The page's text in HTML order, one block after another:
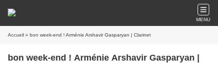
MENU
Accueil » bon week-end ! Arménie Arshavir Gasparyan | Clarinet
bon week-end ! Arménie Arshavir Gasparyan |